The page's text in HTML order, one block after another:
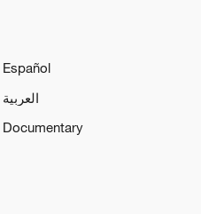
Español
العربية
Documentary